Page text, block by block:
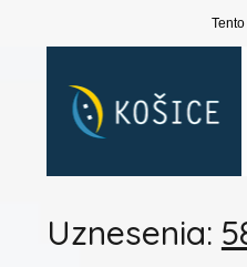
Uznesenia: